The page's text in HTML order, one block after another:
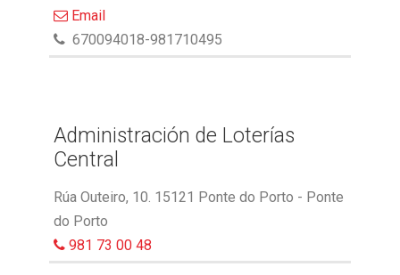
Email
670094018-981710495
Administración de Loterías
Central
Rúa Outeiro, 10. 15121 Ponte do Porto - Ponte
do Porto
981 73 00 48